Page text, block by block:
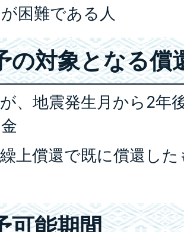
困難である人
の対象となる償
、地震発生月から2年
繰上償還で既に償還し
可能期間